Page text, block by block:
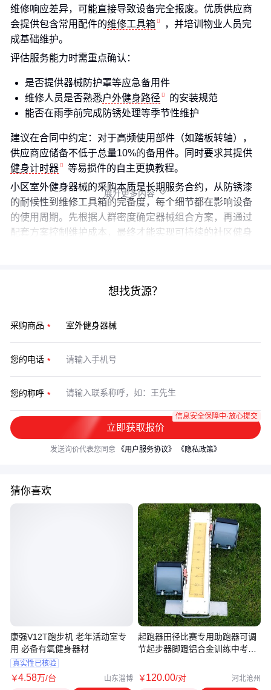
维修响应差异，可能直接导致设备完全报废。优质供应商
会提供包含常用配件的维修工具箱
，并培训物业人员完
成基础维护。
评估服务能力时需重点确认：
是否提供器械防护罩等应急备用件
维修人员是否熟悉户外健身路径
的安装规范
能否在雨季前完成防锈处理等季节性维护
建议在合同中约定：对于高频使用部件（如踏板转轴），
供应商应储备不低于总量10%的备用件。同时要求其提供
健身计时器
等易损件的自主更换教程。
小区室外健身器械的采购本质是长期服务合约，从防锈漆
的耐候性到维修工具箱的完备度，每个细节都在影响设备
的使用周期。先根据人群密度确定器械组合方案，再通过
配套方案控制维护成本，最终才能实现可持续的社区健身
展开更多内容 
想找货源？
采购商品
您的电话
您的称呼
立即获取报价
信息安全保障中·放心提交
发送询价代表您同意 《用户服务协议》 《隐私政策》
猜你喜欢
康强V12T跑步机 老年活动室专
用 必备有氧健身器材
真实性已核验
￥4.58万/台 山东淄博
起跑器田径比赛专用助跑器可调
节起步器脚蹬铝合金训练中考起
￥120.00/对 河北沧州